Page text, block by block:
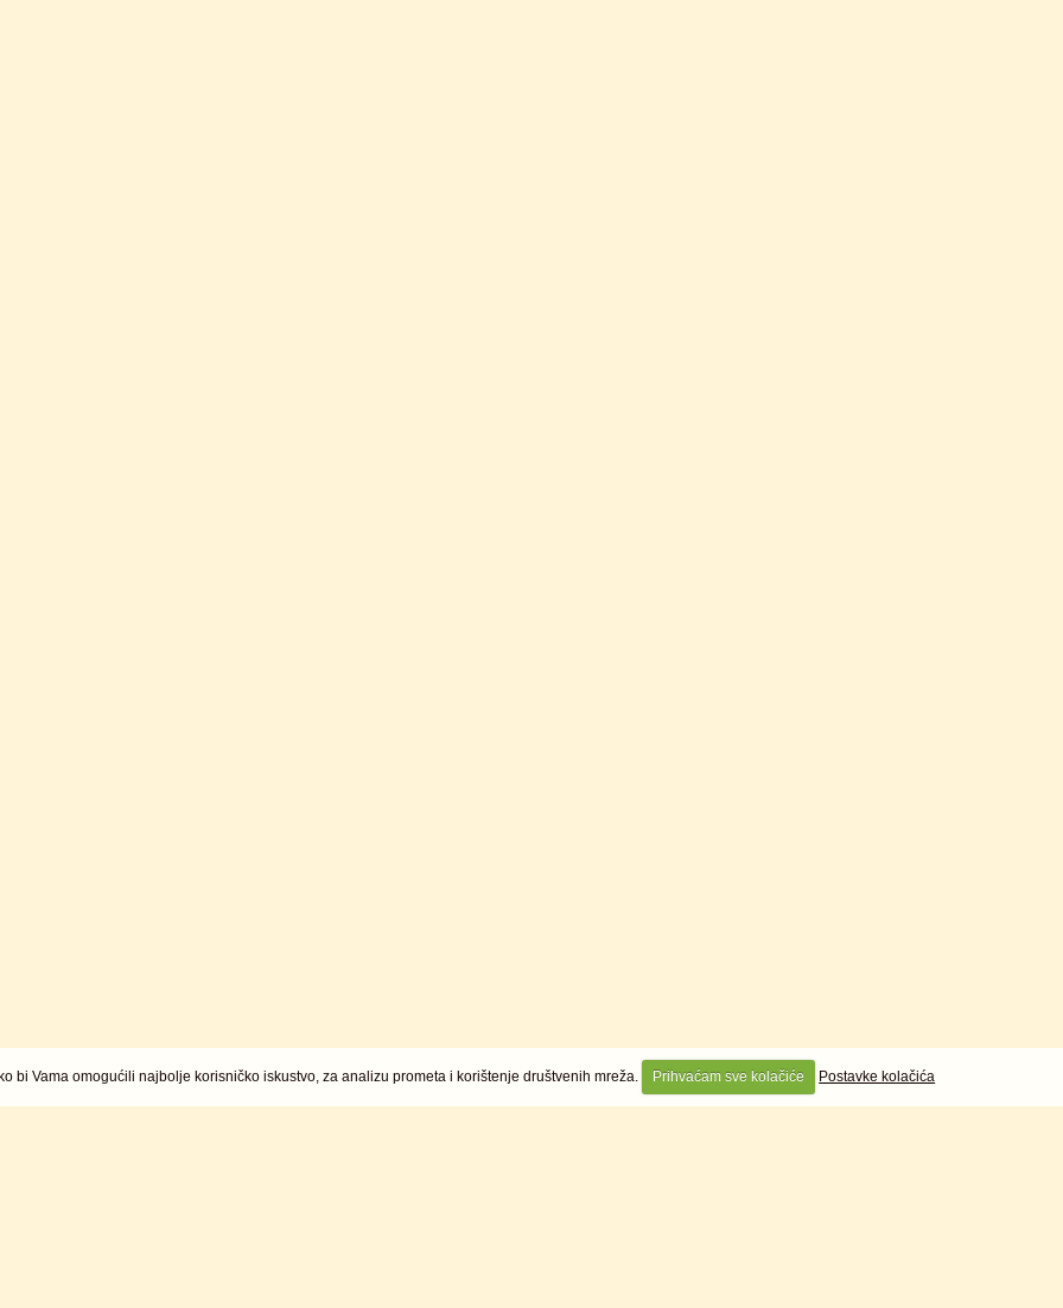
bi Vama omogućili najbolje korisničko iskustvo, za analizu prometa i korištenje društvenih mreža. Prihvaćam sve kolačiće Postavke kolačića